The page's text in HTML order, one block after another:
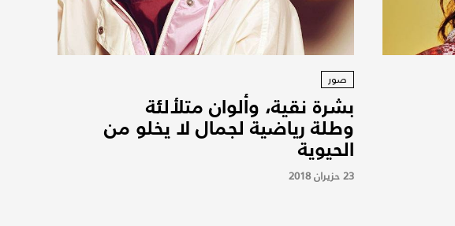
صور
بشرة نقية، وألوان متلألئة
وطلة رياضية لجمال لا يخلو من
الحيوية
23 حزيران 2018